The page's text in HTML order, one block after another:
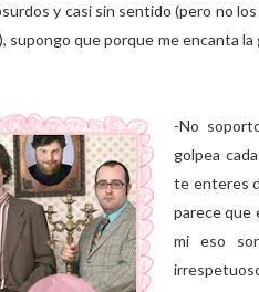
y casi sin sentido (pero no
supongo que porque me encanta
-No
golpea
te enteres
parece que
mi eso